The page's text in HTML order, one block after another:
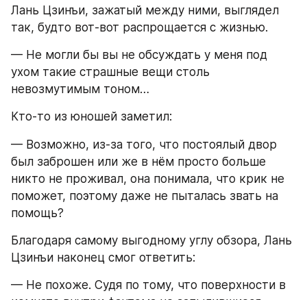
Лань Цзинъи, зажатый между ними, выглядел
так, будто вот-вот распрощается с жизнью.
— Не могли бы вы не обсуждать у меня под
ухом такие страшные вещи столь
невозмутимым тоном…
Кто-то из юношей заметил:
— Возможно, из-за того, что постоялый двор
был заброшен или же в нём просто больше
никто не проживал, она понимала, что крик не
поможет, поэтому даже не пыталась звать на
помощь?
Благодаря самому выгодному углу обзора, Лань
Цзинъи наконец смог ответить:
— Не похоже. Судя по тому, что поверхности в